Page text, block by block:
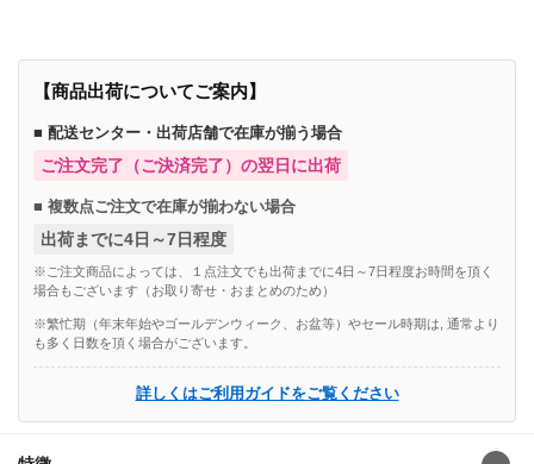
【商品出荷についてご案内】
■ 配送センター・出荷店舗で在庫が揃う場合
ご注文完了（ご決済完了）の翌日に出荷
■ 複数点ご注文で在庫が揃わない場合
出荷までに4日～7日程度
※ご注文商品によっては、１点注文でも出荷までに4日～7日程度お時間を頂く
場合もございます（お取り寄せ・おまとめのため）
※繁忙期（年末年始やゴールデンウィーク、お盆等）やセール時期は, 通常より
も多く日数を頂く場合がございます。
詳しくはご利用ガイドをご覧ください